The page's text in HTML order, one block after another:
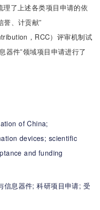
了上述各类项目申请的依
誉、计贡献”
，RCC）评审机制试
器件”领域项目申请进行了
of China;
devices; scientific
and funding
信息器件;科研项目申请; 受